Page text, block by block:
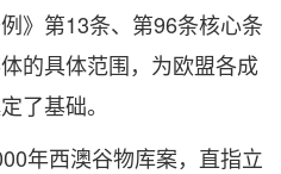
》第13条、第96条核心条
的具体范围，为欧盟各成
了基础。
年西澳谷物库案，直指立